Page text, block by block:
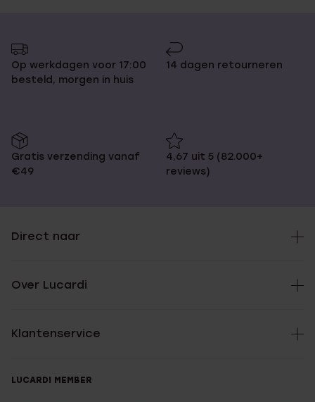
Op werkdagen voor 17:00
besteld, morgen in huis
14 dagen retourneren
Gratis verzending vanaf
€49
4,67 uit 5 (82.000+
reviews)
Direct naar
Over Lucardi
Klantenservice
LUCARDI MEMBER